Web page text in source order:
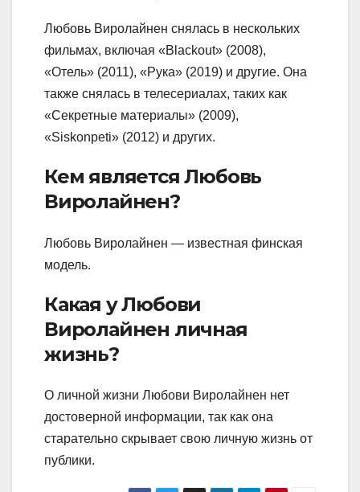
Любовь Виролайнен снялась в нескольких
фильмах, включая «Blackout» (2008),
«Отель» (2011), «Рука» (2019) и другие. Она
также снялась в телесериалах, таких как
«Секретные материалы» (2009),
«Siskonpeti» (2012) и других.
Кем является Любовь
Виролайнен?
Любовь Виролайнен — известная финская
модель.
Какая у Любови
Виролайнен личная
жизнь?
О личной жизни Любови Виролайнен нет
достоверной информации, так как она
старательно скрывает свою личную жизнь от
публики.